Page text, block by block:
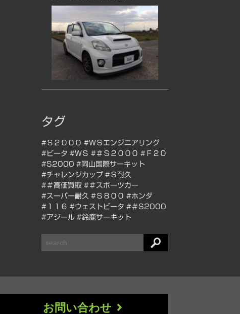
タグ
#Ｓ２０００ #ＷＳエンジニアリング
#ビータ #ＷＳ #＃Ｓ２０００ #Ｆ２０
#S2000 #岡山国際サーキット
#チャレンジカップ #Ｓ耐久
#＃高価買取 #＃スポーツカー
#スーパー耐久 #Ｓ８００ #ホンダ
#１１６ #ウェストビータ #＃S2000
#アジール #鈴鹿サーキット
索
お問い合わせ